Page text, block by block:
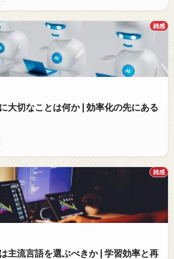
雑感
大切なことは何か | 効率化の先にある
雑感
主流言語を選ぶべきか | 学習効率と再